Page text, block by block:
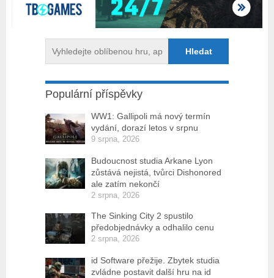
Populární příspěvky
WW1: Gallipoli má nový termín
vydání, dorazí letos v srpnu
9 srpna, 2026
Budoucnost studia Arkane Lyon
zůstává nejistá, tvůrci Dishonored
ale zatím nekončí
2 srpna, 2026
The Sinking City 2 spustilo
předobjednávky a odhalilo cenu
2 srpna, 2026
id Software přežije. Zbytek studia
zvládne postavit další hru na id